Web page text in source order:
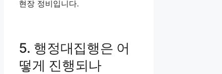
현장 정비입니다.
5. 행정대집행은 어
떻게 진행되나